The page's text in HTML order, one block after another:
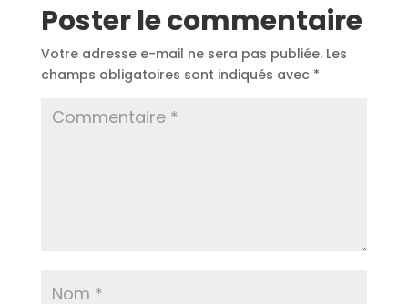
Poster le commentaire
Votre adresse e-mail ne sera pas publiée. Les
champs obligatoires sont indiqués avec *